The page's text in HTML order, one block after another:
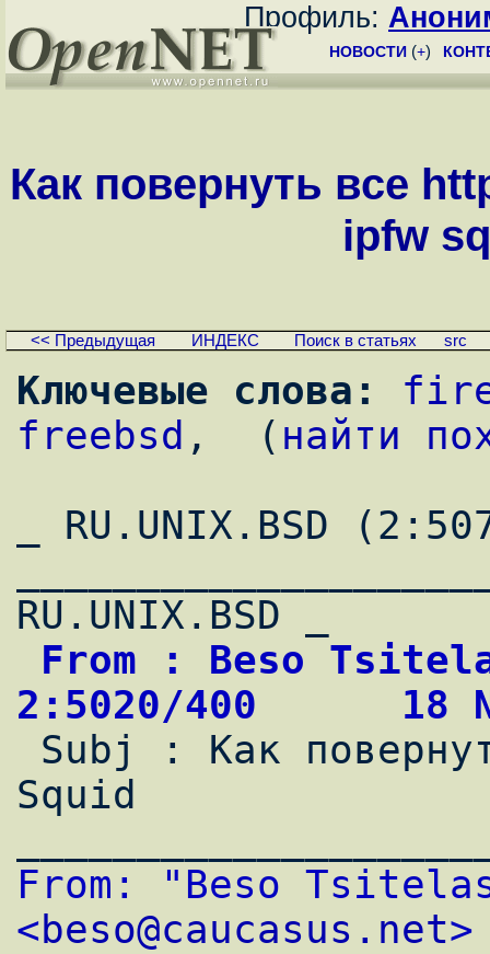
Профиль:
НОВОСТИ (+)
Как повернуть все
ipfw
<< Предыдущая ИНДЕКС Поиск в статьях src
Ключевые слова:
freebsd ,  ( найти
_ RU.UNIX.BSD
2:5020/400      18
Squid
From: "Beso
<beso@caucasus.net>